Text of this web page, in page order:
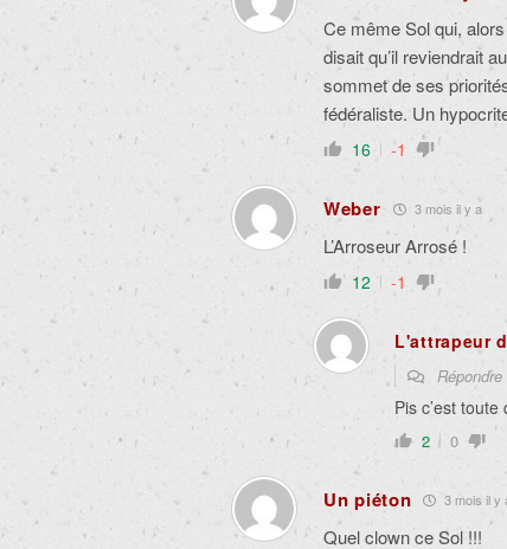
Ce même Sol qui,
disait qu’il reviendrait
sommet de ses
fédéraliste. Un
16 -1
Weber 3 mois il y a
L’Arroseur Arrosé !
12 -1
L'attrapeur
Répondre
Pis c’est
2 0
Un piéton 3 mois il y
Quel clown ce Sol !!!